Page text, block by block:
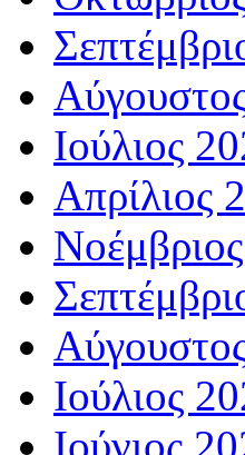
Ιούλιος
Απρίλιος
Ιούλιος